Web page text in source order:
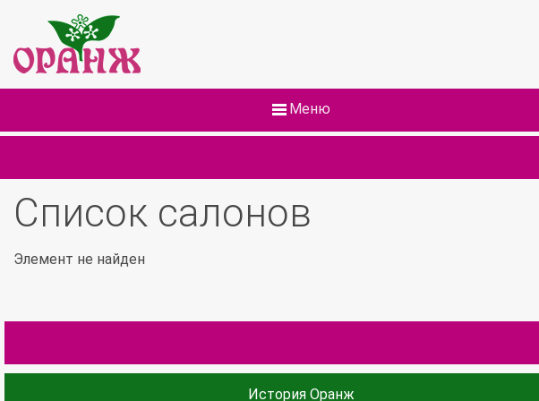
Меню
Список салонов
Элемент не найден
История Оранж